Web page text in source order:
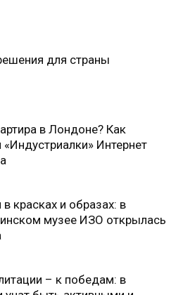
для страны
в Лондоне? Как
«Индустриалки» Интернет
красках и образах: в
музее ИЗО открылась
– к победам: в